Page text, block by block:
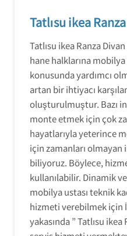
Tatlısu ikea
Tatlısu ikea Ranza
hane halklarına
konusunda yardımcı
artan bir ihtiyacı
oluşturulmuştur. Bazı
monte etmek için çok
hayatlarıyla yeterince
için zamanları olmayan
biliyoruz. Böylece,
kullanılabilir. Dinamik
mobilya ustası teknik
hizmeti verebilmek için
yakasında ” Tatlısu ikea